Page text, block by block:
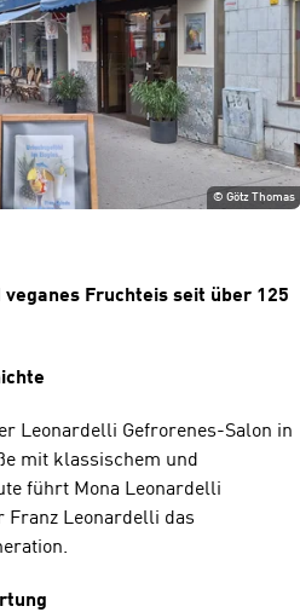
©Götz Thomas
Fruchteis seit über 125
Leonardelli Gefrorenes-Salon in
mit klassischem und
führt Mona Leonardelli
Franz Leonardelli das